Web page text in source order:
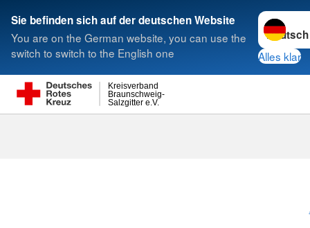
Sie befinden sich auf der deutschen Website
You are on the German website, you can use the
switch to switch to the English one
Sprache
Alles klar
Salzgitter e.V.
Braunschweig-
Kreisverband
Suche